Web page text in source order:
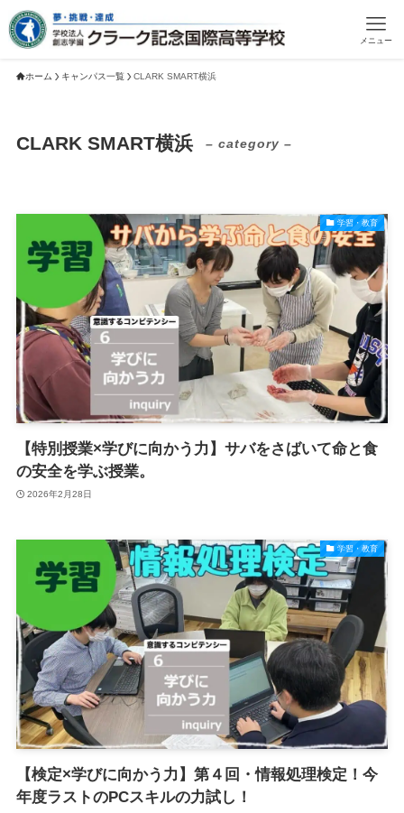
メニュー
ホーム キャンパス一覧 CLARK SMART横浜
CLARK SMART横浜 – category –
学習・教育
【特別授業×学びに向かう力】サバをさばいて命と食
の安全を学ぶ授業。
2026年2月28日
学習・教育
【検定×学びに向かう力】第４回・情報処理検定！今
年度ラストのPCスキルの力試し！